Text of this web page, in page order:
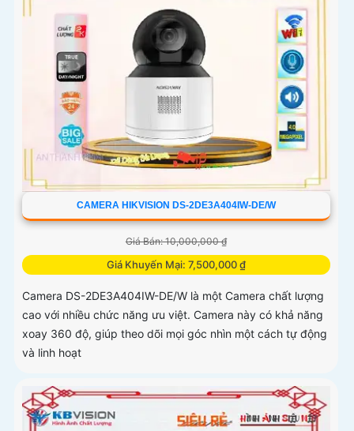
CAMERA HIKVISION DS-2DE3A404IW-DE/W
Giá Bán: 10,000,000 ₫
Giá Khuyến Mại: 7,500,000 ₫
Camera DS-2DE3A404IW-DE/W là một Camera chất lượng
cao với nhiều chức năng ưu việt. Camera này có khả năng
xoay 360 độ, giúp theo dõi mọi góc nhìn một cách tự động
và linh hoạt